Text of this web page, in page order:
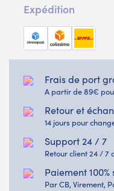
Expédition
Frais de port
A partir de 89€
Retour et
14 jours pour
Support 24 / 7
Retour client 24 / 7
Paiement 100%
Par CB, Virement,